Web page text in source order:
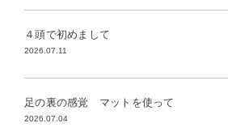
４頭で初めまして
2026.07.11
足の裏の感覚 マットを使って
2026.07.04